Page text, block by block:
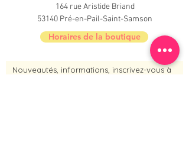
164 rue Aristide Briand
53140 Pré-en-Pail-Saint-Samson
Horaires de la boutique
Nouveautés, informations, inscrivez-vous à